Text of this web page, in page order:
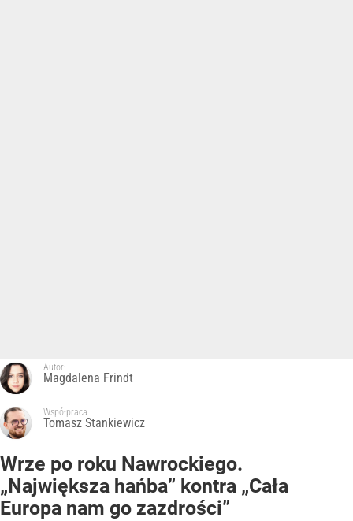
Autor:
Magdalena Frindt
Współpraca:
Tomasz Stankiewicz
Wrze po roku Nawrockiego.
„Największa hańba” kontra „Cała
Europa nam go zazdrości”